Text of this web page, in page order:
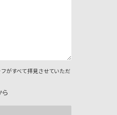
がすべて拝見させていただ
ら